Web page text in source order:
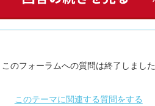
このフォーラムへの質問は終了しました
このテーマに関連する質問をする